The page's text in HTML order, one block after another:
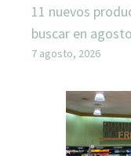
11 nuevos
buscar en
7 agosto, 2026